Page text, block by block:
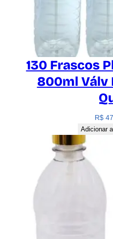
130 Frascos
800ml Válv
R$
Adicionar